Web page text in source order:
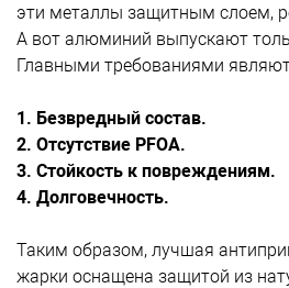
эти металлы защитным слоем,
А вот алюминий выпускают
Главными требованиями
1. Безвредный состав.
2. Отсутствие PFOA.
3. Стойкость к повреждениям.
4. Долговечность.
Таким образом, лучшая
жарки оснащена защитой из